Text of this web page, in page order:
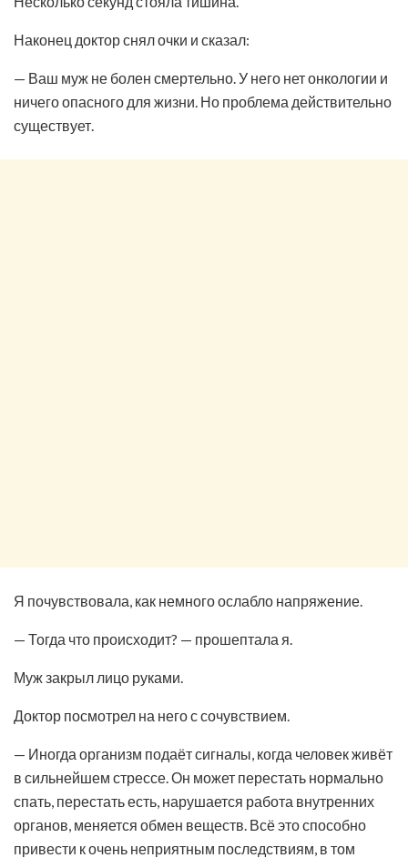
Наконец доктор снял очки и сказал:
— Ваш муж не болен смертельно. У него нет онкологии и
ничего опасного для жизни. Но проблема действительно
существует.
Я почувствовала, как немного ослабло напряжение.
— Тогда что происходит? — прошептала я.
Муж закрыл лицо руками.
Доктор посмотрел на него с сочувствием.
— Иногда организм подаёт сигналы, когда человек живёт
в сильнейшем стрессе. Он может перестать нормально
спать, перестать есть, нарушается работа внутренних
органов, меняется обмен веществ. Всё это способно
привести к очень неприятным последствиям, в том